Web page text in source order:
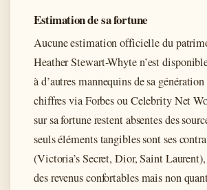
Estimation de sa fortune
Aucune estimation officielle du
Heather Stewart-Whyte n’est
à d’autres mannequins de sa
chiffres via Forbes ou Celebrity Net
sur sa fortune restent absentes des
seuls éléments tangibles sont ses
(Victoria’s Secret, Dior, Saint
des revenus confortables mais non